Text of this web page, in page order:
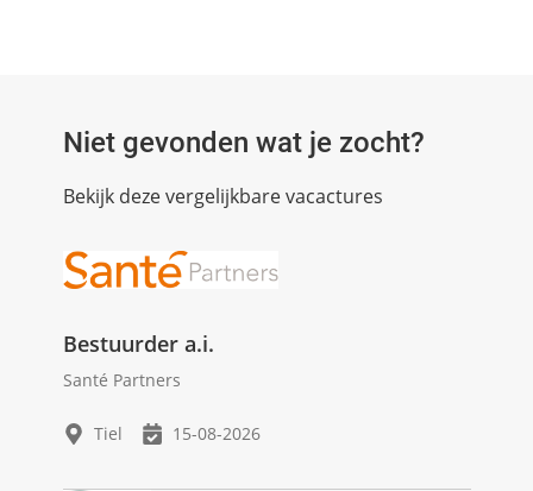
Niet gevonden wat je zocht?
Bekijk deze vergelijkbare vacactures
Bestuurder a.i.
Santé Partners
Tiel 15-08-2026